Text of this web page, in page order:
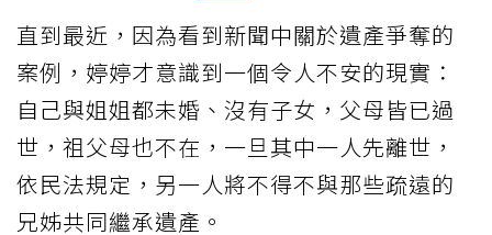
直到最近，因為看到新聞中關於遺產爭奪的
案例，婷婷才意識到一個令人不安的現實：
自己與姐姐都未婚、沒有子女，父母皆已過
世，祖父母也不在，一旦其中一人先離世，
依民法規定，另一人將不得不與那些疏遠的
兄姊共同繼承遺產。